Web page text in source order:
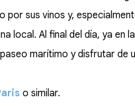
por sus vinos y,
local. Al final del día, ya en
marítimo y disfrutar de
o similar.